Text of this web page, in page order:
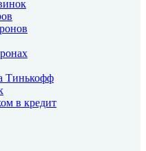
Тинькофф
в кредит